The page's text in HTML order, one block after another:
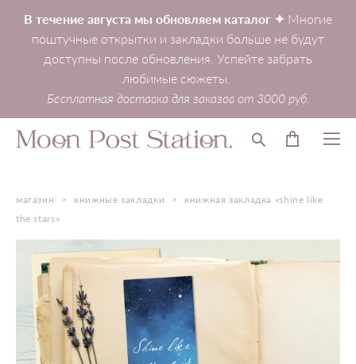
В течение августа мы обновляем каталог ✦ Многие
поштучные открытки и закладки больше не будут
доступны после обновления. Успейте забрать
любимые сюжеты.
Бесплатная доставка для заказов от 3000 руб.
магазин > книжные закладки >
книжная закладка «shine like
the stars»